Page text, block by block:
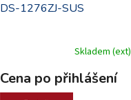
DS-1276ZJ-SUS
Skladem (ext)
Cena po přihlášení